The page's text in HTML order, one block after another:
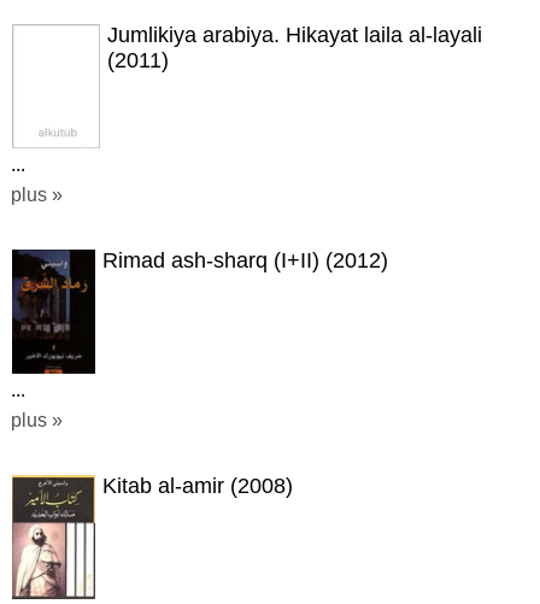
Jumlikiya arabiya. Hikayat laila al-layali
(2011)
...
plus »
Rimad ash-sharq (I+II) (2012)
...
plus »
Kitab al-amir (2008)